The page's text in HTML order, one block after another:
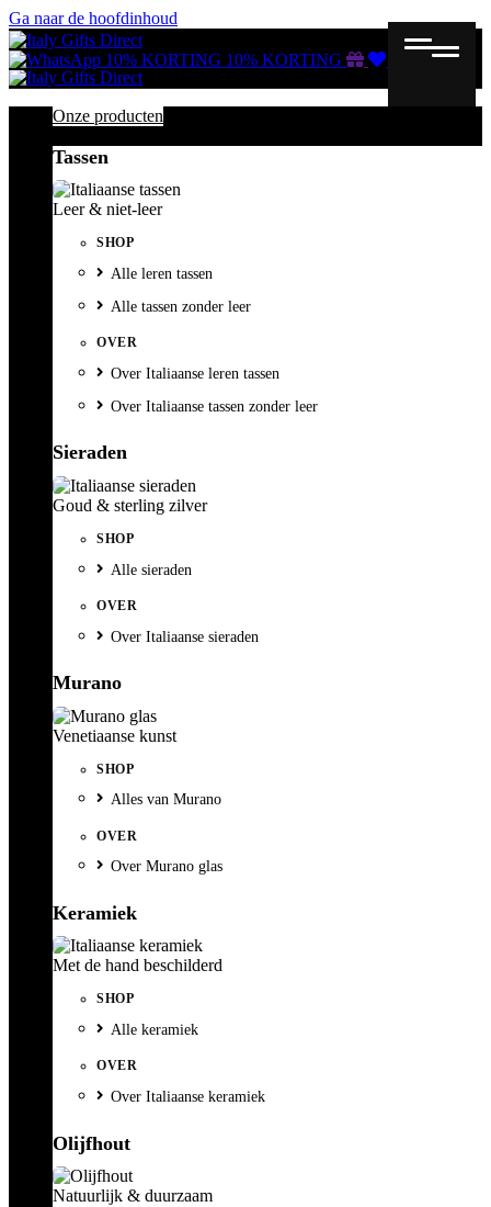
Ga naar de hoofdinhoud
10% KORTING 10% KORTING Gutscheine
Wunschliste
Warenkorb
Onze producten
Tassen
Leer & niet-leer
SHOP
Alle leren tassen
Alle tassen zonder leer
OVER
Over Italiaanse leren tassen
Over Italiaanse tassen zonder leer
Sieraden
Goud & sterling zilver
SHOP
Alle sieraden
OVER
Over Italiaanse sieraden
Murano
Venetiaanse kunst
SHOP
Alles van Murano
OVER
Over Murano glas
Keramiek
Met de hand beschilderd
SHOP
Alle keramiek
OVER
Over Italiaanse keramiek
Olijfhout
Natuurlijk & duurzaam